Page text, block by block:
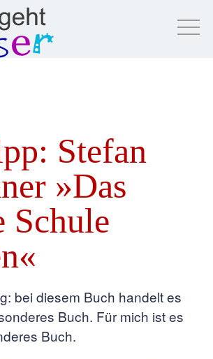
Stefan
»Das
Schule
bei diesem Buch handelt es
Buch. Für mich ist es
Buch.